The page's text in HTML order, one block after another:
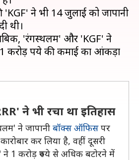
'KGF' ने भी 14 जुलाई को जापानी
थी।
'रंगस्थलम' और 'KGF' ने
करोड़ रुपये की कमाई का आंकड़ा
ने भी रचा था इतिहास
ने जापानी बॉक्स ऑफिसपर
कर लिया है, वहीं दूसरी
1 करोड़ रुपये से अधिक बटोरने में